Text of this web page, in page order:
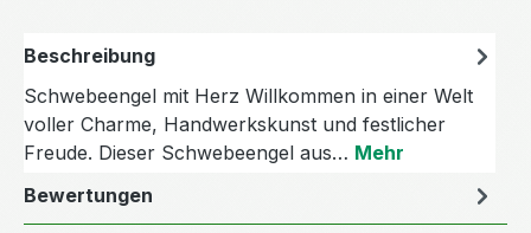
Beschreibung
Schwebeengel mit Herz Willkommen in einer Welt
voller Charme, Handwerkskunst und festlicher
Freude. Dieser Schwebeengel aus… Mehr
Bewertungen